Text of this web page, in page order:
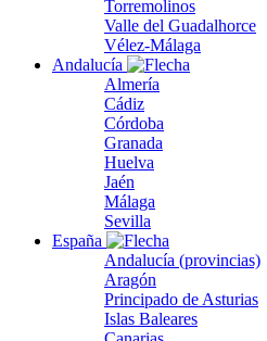
Torremolinos
Valle del Guadalhorce
Vélez-Málaga
Andalucía
Almería
Cádiz
Córdoba
Granada
Huelva
Jaén
Málaga
Sevilla
España
Andalucía (provincias)
Aragón
Principado de Asturias
Islas Baleares